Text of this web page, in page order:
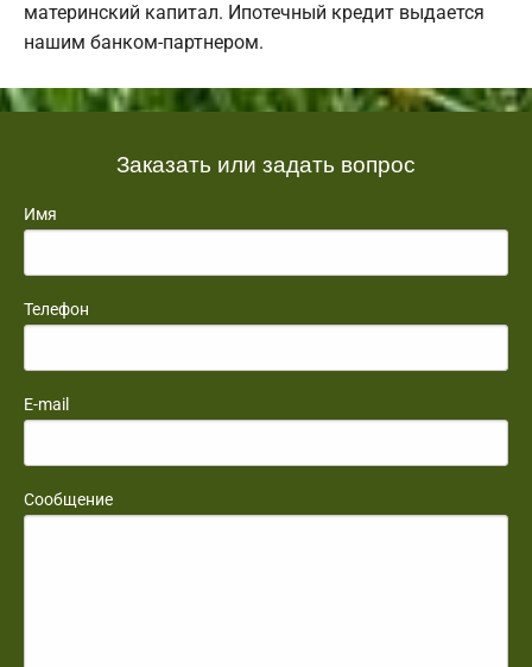
материнский капитал. Ипотечный кредит выдается
нашим банком-партнером.
Заказать или задать вопрос
Имя
Телефон
E-mail
Сообщение